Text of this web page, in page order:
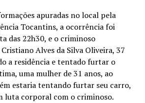
apuradas no local pela
Tocantins, a ocorrência foi
das 22h30, e o criminoso
Alves da Silva Oliveira, 37
a residência e tentado furtar o
uma mulher de 31 anos, ao
estaria tentando furtar seu carro,
luta corporal com o criminoso.